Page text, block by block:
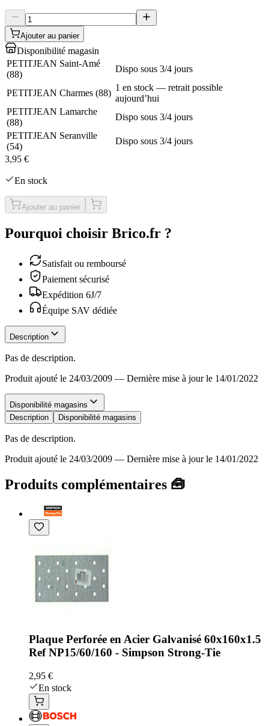
Ajouter au panier
Disponibilité magasin
PETITJEAN Saint-Amé
(88)
Dispo sous 3/4 jours
PETITJEAN Charmes (88)
1 en stock — retrait possible
aujourd’hui
PETITJEAN Lamarche
(88)
Dispo sous 3/4 jours
PETITJEAN Seranville
(54)
Dispo sous 3/4 jours
3,95 €
En stock
Ajouter au panier
Pourquoi choisir Brico.fr ?
Satisfait ou remboursé
Paiement sécurisé
Expédition 6J/7
Équipe SAV dédiée
Description
Pas de description.
Produit ajouté le 24/03/2009 — Dernière mise à jour le 14/01/2022
Disponibilité magasins
Description
Disponibilité magasins
Pas de description.
Produit ajouté le 24/03/2009 — Dernière mise à jour le 14/01/2022
Produits complémentaires 🧰
Plaque Perforée en Acier Galvanisé 60x160x1.5
Ref NP15/60/160 - Simpson Strong-Tie
2,95 €
En stock